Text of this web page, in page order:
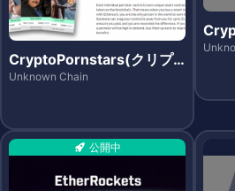
CryptoPornstars(クリプ
トポーンスターズ)
Unknown Chain
トセ
公開中